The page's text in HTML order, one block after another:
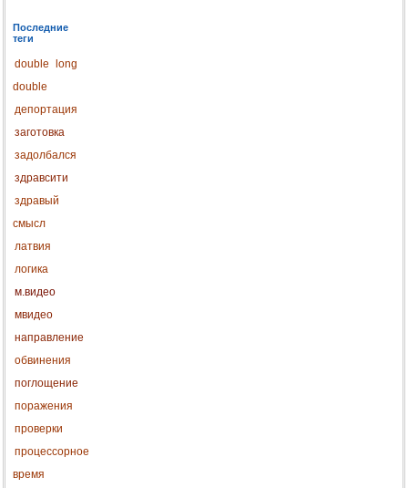
Последние
теги
double
long
double
депортация
заготовка
задолбался
здравсити
здравый
смысл
латвия
логика
м.видео
мвидео
направление
обвинения
поглощение
поражения
проверки
процессорное
время